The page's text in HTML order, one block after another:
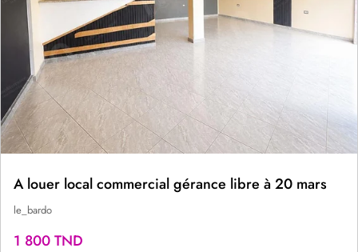
A louer local commercial gérance libre à 20 mars
le_bardo
1 800 TND